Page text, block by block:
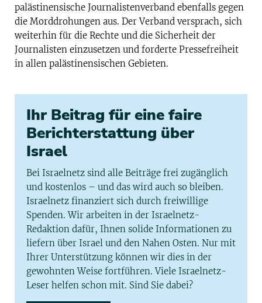
palästinensische Journalistenverband ebenfalls gegen
die Morddrohungen aus. Der Verband versprach, sich
weiterhin für die Rechte und die Sicherheit der
Journalisten einzusetzen und forderte Pressefreiheit
in allen palästinensischen Gebieten.
Ihr Beitrag für eine faire
Berichterstattung über
Israel
Bei Israelnetz sind alle Beiträge frei zugänglich
und kostenlos – und das wird auch so bleiben.
Israelnetz finanziert sich durch freiwillige
Spenden. Wir arbeiten in der Israelnetz-
Redaktion dafür, Ihnen solide Informationen zu
liefern über Israel und den Nahen Osten. Nur mit
Ihrer Unterstützung können wir dies in der
gewohnten Weise fortführen. Viele Israelnetz-
Leser helfen schon mit. Sind Sie dabei?